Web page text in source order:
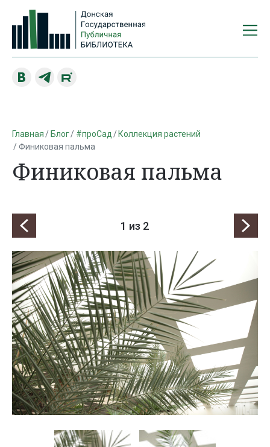
Главная Блог #проСад
Коллекция растений
Финиковая пальма
Финиковая пальма
1 из 2